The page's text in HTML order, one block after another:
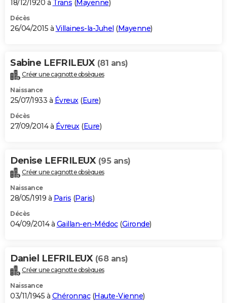
18/12/1920 à Trans (Mayenne)
Décès
26/04/2015 à Villaines-la-Juhel (Mayenne)
Sabine LEFRILEUX (81 ans)
Créer une cagnotte obsèques
Naissance
25/07/1933 à Évreux(Eure)
Décès
27/09/2014 à Évreux(Eure)
Denise LEFRILEUX (95 ans)
Créer une cagnotte obsèques
Naissance
28/05/1919 à Paris (Paris)
Décès
04/09/2014 à Gaillan-en-Médoc(Gironde)
Daniel LEFRILEUX (68 ans)
Créer une cagnotte obsèques
Naissance
03/11/1945 à Chéronnac(Haute-Vienne)